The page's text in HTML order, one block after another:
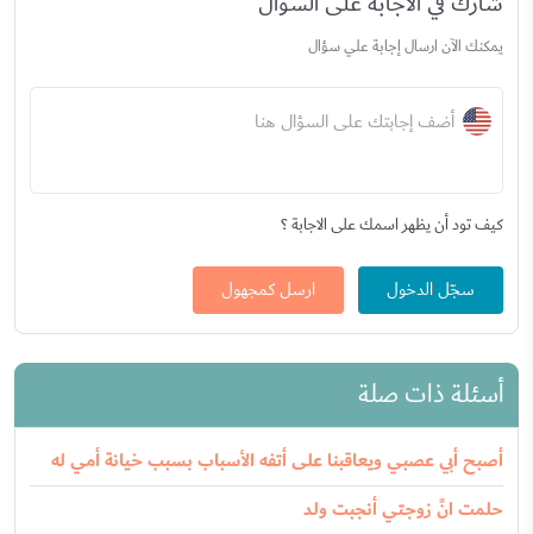
يمكنك الآن ارسال إجابة علي سؤال
أضف إجابتك على السؤال هنا
كيف تود أن يظهر اسمك على الاجابة ؟
سجّل الدخول ارسل كمجهول
أسئلة ذات صلة
أصبح أبي عصبي ويعاقبنا على أتفه الأسباب بسبب خيانة أمي له
حلمت انً زوجتي أنجبت ولد